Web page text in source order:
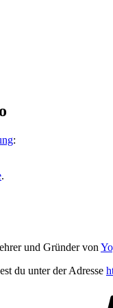
:
.
und Gründer von
du unter der Adresse